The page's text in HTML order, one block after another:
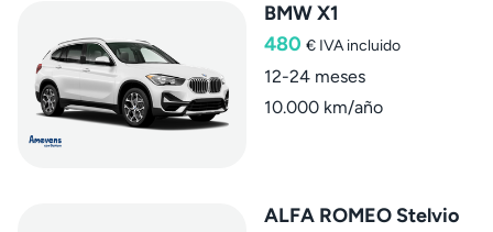
BMW X1
480 € IVA incluido
12-24 meses
10.000 km/año
ALFA ROMEO Stelvio